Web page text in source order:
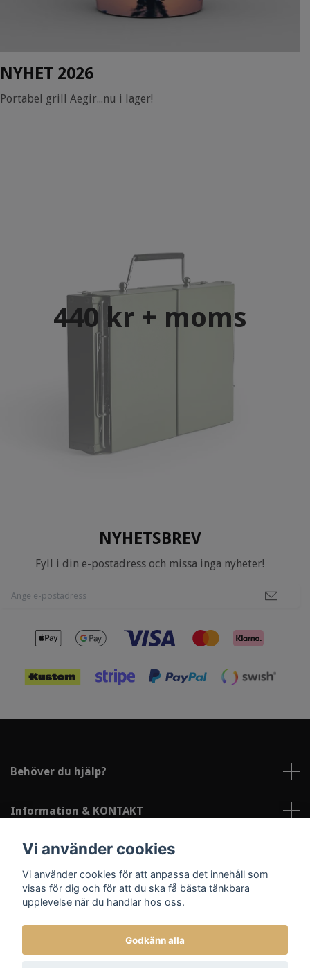
NYHET 2026
Portabel grill Aegir...nu i lager!
440 kr + moms
NYHETSBREV
Fyll i din e-postadress och missa inga nyheter!
Behöver du hjälp?
Information & KONTAKT
Sociala medier
Vi använder cookies
Vi använder cookies för att anpassa det innehåll som
visas för dig och för att du ska få bästa tänkbara
upplevelse när du handlar hos oss.
Godkänn alla